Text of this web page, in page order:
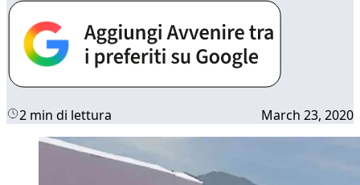
2 min di lettura March 23, 2020